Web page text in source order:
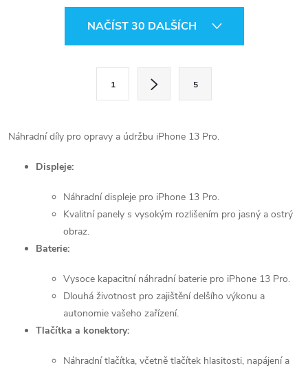
ochranu kamery.
ochranu kamery.
d
NAČÍST 30 DALŠÍCH
á
1 5
Náhradní díly pro opravy a údržbu iPhone 13 Pro.
Displeje:
Náhradní displeje pro iPhone 13 Pro.
Kvalitní panely s vysokým rozlišením pro jasný a ostrý
obraz.
Baterie:
Vysoce kapacitní náhradní baterie pro iPhone 13 Pro.
Dlouhá životnost pro zajištění delšího výkonu a
autonomie vašeho zařízení.
Tlačítka a konektory:
Náhradní tlačítka, včetně tlačítek hlasitosti, napájení a